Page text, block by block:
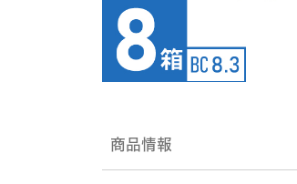
商品情報